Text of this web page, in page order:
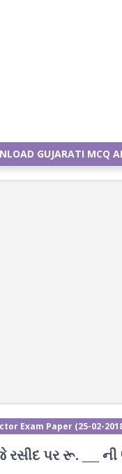
GUJARATI MCQ
Exam Paper (25-02-
રસીદ પર રૂ. ___